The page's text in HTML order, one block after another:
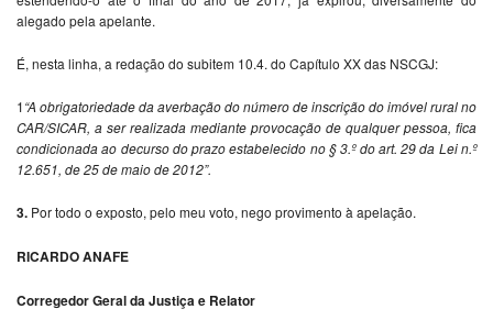
alegado pela apelante.
É, nesta linha, a redação do subitem 10.4. do Capítulo XX das NSCGJ:
1“A obrigatoriedade da averbação do número de inscrição do imóvel rural no
CAR/SICAR, a ser realizada mediante provocação de qualquer pessoa, fica
condicionada ao decurso do prazo estabelecido no § 3.º do art. 29 da Lei n.º
12.651, de 25 de maio de 2012”.
3. Por todo o exposto, pelo meu voto, nego provimento à apelação.
RICARDO ANAFE
Corregedor Geral da Justiça e Relator